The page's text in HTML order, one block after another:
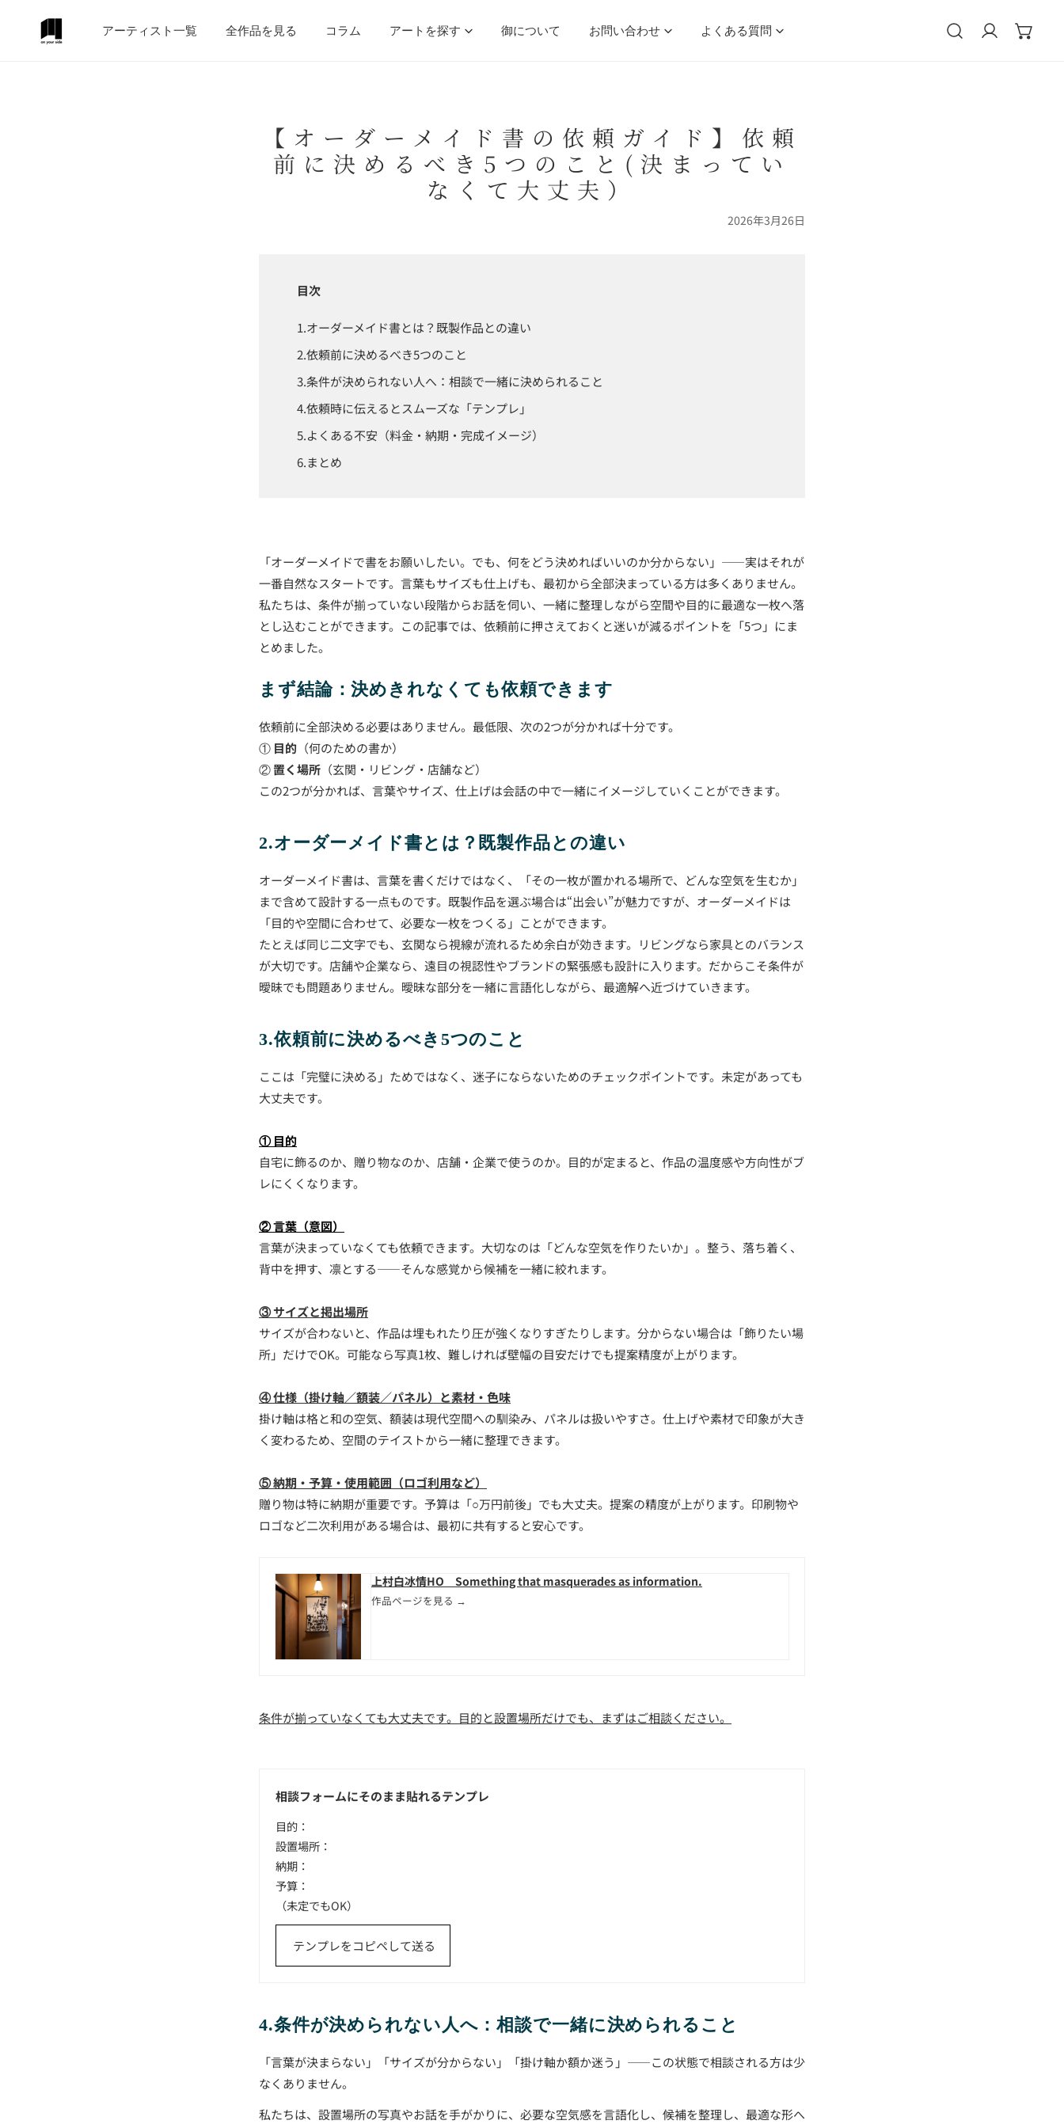
ンツにスキップ
アーティスト一覧 全作品を見る コラム アートを探す 御について お問い合わせ よくある質問
ログイン
【オーダーメイド書の依頼ガイド】依頼
前に決めるべき5つのこと(決まってい
なくて大丈夫）
2026年3月26日
目次
オーダーメイド書とは？既製作品との違い
依頼前に決めるべき5つのこと
条件が決められない人へ：相談で一緒に決められること
依頼時に伝えるとスムーズな「テンプレ」
よくある不安（料金・納期・完成イメージ）
まとめ
「オーダーメイドで書をお願いしたい。でも、何をどう決めればいいのか分からない」——実はそれが
一番自然なスタートです。言葉もサイズも仕上げも、最初から全部決まっている方は多くありません。
私たちは、条件が揃っていない段階からお話を伺い、一緒に整理しながら空間や目的に最適な一枚へ落
とし込むことができます。この記事では、依頼前に押さえておくと迷いが減るポイントを「5つ」にま
とめました。
まず結論：決めきれなくても依頼できます
依頼前に全部決める必要はありません。最低限、次の2つが分かれば十分です。
① 目的 （何のための書か）
②置く場所 （玄関・リビング・店舗など）
この2つが分かれば、言葉やサイズ、仕上げは会話の中で一緒にイメージしていくことができます。
2.オーダーメイド書とは？既製作品との違い
オーダーメイド書は、言葉を書くだけではなく、「その一枚が置かれる場所で、どんな空気を生むか」
まで含めて設計する一点ものです。既製作品を選ぶ場合は“出会い”が魅力ですが、オーダーメイドは
「目的や空間に合わせて、必要な一枚をつくる」ことができます。
たとえば同じ二文字でも、玄関なら視線が流れるため余白が効きます。リビングなら家具とのバランス
が大切です。店舗や企業なら、遠目の視認性やブランドの緊張感も設計に入ります。だからこそ条件が
曖昧でも問題ありません。曖昧な部分を一緒に言語化しながら、最適解へ近づけていきます。
3.依頼前に決めるべき5つのこと
ここは「完璧に決める」ためではなく、迷子にならないためのチェックポイントです。未定があっても
大丈夫です。
① 目的
自宅に飾るのか、贈り物なのか、店舗・企業で使うのか。目的が定まると、作品の温度感や方向性がブ
レにくくなります。
② 言葉（意図）
言葉が決まっていなくても依頼できます。大切なのは「どんな空気を作りたいか」。整う、落ち着く、
背中を押す、凛とする——そんな感覚から候補を一緒に絞れます。
③ サイズと掲出場所
サイズが合わないと、作品は埋もれたり圧が強くなりすぎたりします。分からない場合は「飾りたい場
所」だけでOK。可能なら写真1枚、難しければ壁幅の目安だけでも提案精度が上がります。
④ 仕様（掛け軸／額装／パネル）と素材・色味
掛け軸は格と和の空気、額装は現代空間への馴染み、パネルは扱いやすさ。仕上げや素材で印象が大き
く変わるため、空間のテイストから一緒に整理できます。
⑤ 納期・予算・使用範囲（ロゴ利用など）
贈り物は特に納期が重要です。予算は「○万円前後」でも大丈夫。提案の精度が上がります。印刷物や
ロゴなど二次利用がある場合は、最初に共有すると安心です。
上村白冰情HO Something that masquerades as information.
作品ページを見る →
条件が揃っていなくても大丈夫です。目的と設置場所だけでも、まずはご相談ください。
相談フォームにそのまま貼れるテンプレ
目的：
設置場所：
納期：
予算：
（未定でもOK）
テンプレをコピペして送る
4.条件が決められない人へ：相談で一緒に決められること
「言葉が決まらない」「サイズが分からない」「掛け軸か額か迷う」——この状態で相談される方は少
なくありません。
私たちは、設置場所の写真やお話を手がかりに、必要な空気感を言語化し、候補を整理し、最適な形へ